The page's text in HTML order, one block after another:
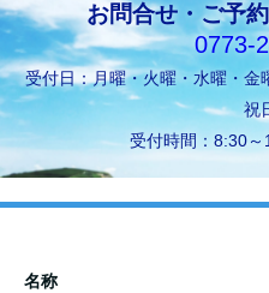
お問合せ・ご予
0773-
受付日：月曜・火曜・水曜・
祝
受付時間：8:30
名称